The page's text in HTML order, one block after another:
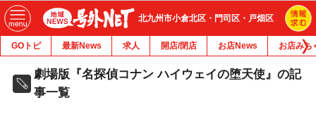
北九州市小倉北区・門司区・戸畑区
GOトピ 最新News 求人 開店/閉店 お店News お店みち
劇場版『名探偵コナン ハイウェイの堕天使』の記
事一覧